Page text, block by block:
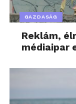
GAZDASÁG
Reklám,
médiaipar